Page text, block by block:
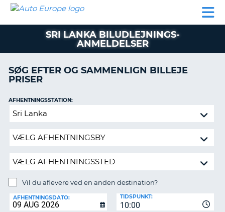
BILUDLEJNING
AUTOCAMPER
AUTO
EUROPE
BILUDLEJNING
AUTOCAMPER
PARTNER
SUPPORT
KONTO
ADMINISTRER
BOOKING
SRI LANKA BILUDLEJNINGS-
ANMELDELSER
SØG EFTER OG SAMMENLIGN BILLEJE
PRISER
Vil
aflevere
anden
destination?
AFHENTNINGSSTATION:
Vil du aflevere ved en anden destination?
AFHENTNINGSDATO:
10:00
TIDSPUNKT: